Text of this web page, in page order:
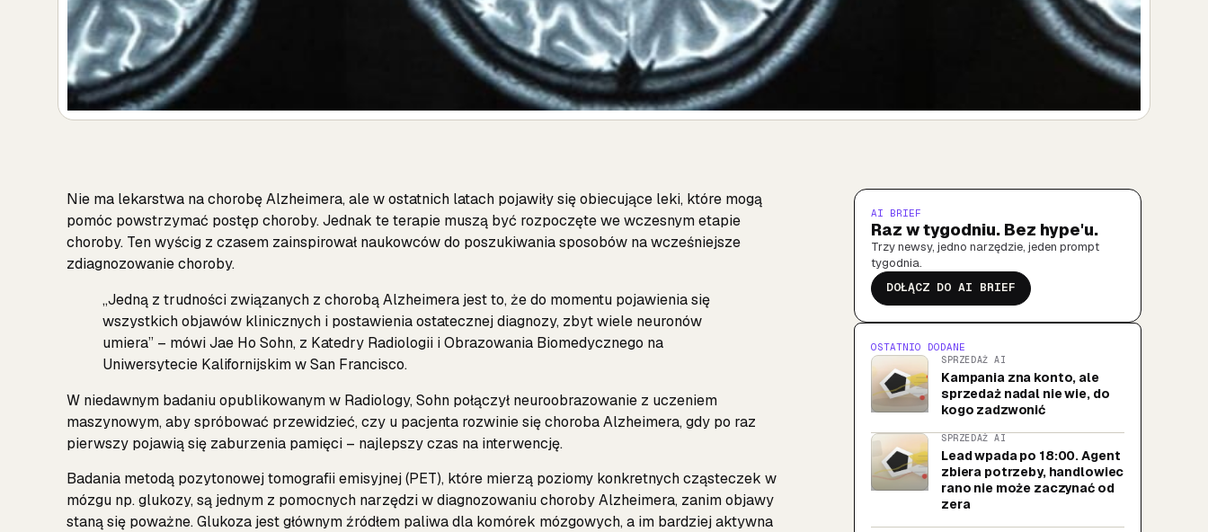
Nie ma lekarstwa na chorobę Alzheimera, ale w ostatnich latach pojawiły się obiecujące leki, które mogą
pomóc powstrzymać postęp choroby. Jednak te terapie muszą być rozpoczęte we wczesnym etapie
choroby. Ten wyścig z czasem zainspirował naukowców do poszukiwania sposobów na wcześniejsze
zdiagnozowanie choroby.
„Jedną z trudności związanych z chorobą Alzheimera jest to, że do momentu pojawienia się
wszystkich objawów klinicznych i postawienia ostatecznej diagnozy, zbyt wiele neuronów
umiera” – mówi Jae Ho Sohn, z Katedry Radiologii i Obrazowania Biomedycznego na
Uniwersytecie Kalifornijskim w San Francisco.
W niedawnym badaniu opublikowanym w Radiology, Sohn połączył neuroobrazowanie z uczeniem
maszynowym, aby spróbować przewidzieć, czy u pacjenta rozwinie się choroba Alzheimera, gdy po raz
pierwszy pojawią się zaburzenia pamięci – najlepszy czas na interwencję.
Badania metodą pozytonowej tomografii emisyjnej (PET), które mierzą poziomy konkretnych cząsteczek w
mózgu np. glukozy, są jednym z pomocnych narzędzi w diagnozowaniu choroby Alzheimera, zanim objawy
staną się poważne. Glukoza jest głównym źródłem paliwa dla komórek mózgowych, a im bardziej aktywna
AI BRIEF
Raz w tygodniu. Bez hype'u.
Trzy newsy, jedno narzędzie, jeden prompt
tygodnia.
DOŁĄCZ DO AI BRIEF
OSTATNIO DODANE
SPRZEDAŻ AI
Kampania zna konto, ale
sprzedaż nadal nie wie, do
kogo zadzwonić
SPRZEDAŻ AI
Lead wpada po 18:00. Agent
zbiera potrzeby, handlowiec
rano nie może zaczynać od
zera